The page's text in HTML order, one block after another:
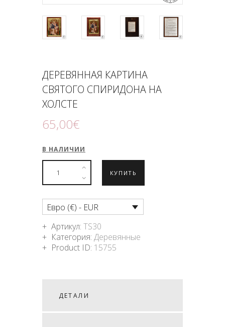
ДЕРЕВЯННАЯ КАРТИНА
СВЯТОГО СПИРИДОНА НА
ХОЛСТЕ
65,00€
В НАЛИЧИИ
КУПИТЬ
Евро (€) - EUR
Артикул:TS30
Категория:Деревянные
Product ID: 15755
ДЕТАЛИ